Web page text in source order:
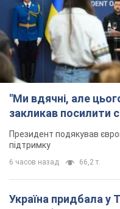
"Ми вдячні, але
закликав посилити
Президент подякував
підтримку
6 часов назад 66,2 т.
Україна придбала у